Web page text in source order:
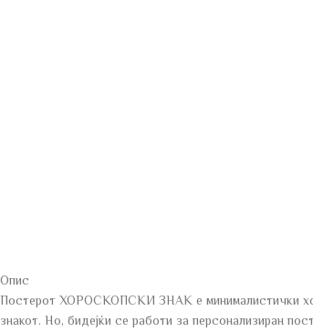
Опис
Постерот ХОРОСКОПСКИ ЗНАК e минималистички
знакот. Но, бидејќи се работи за персонализиран